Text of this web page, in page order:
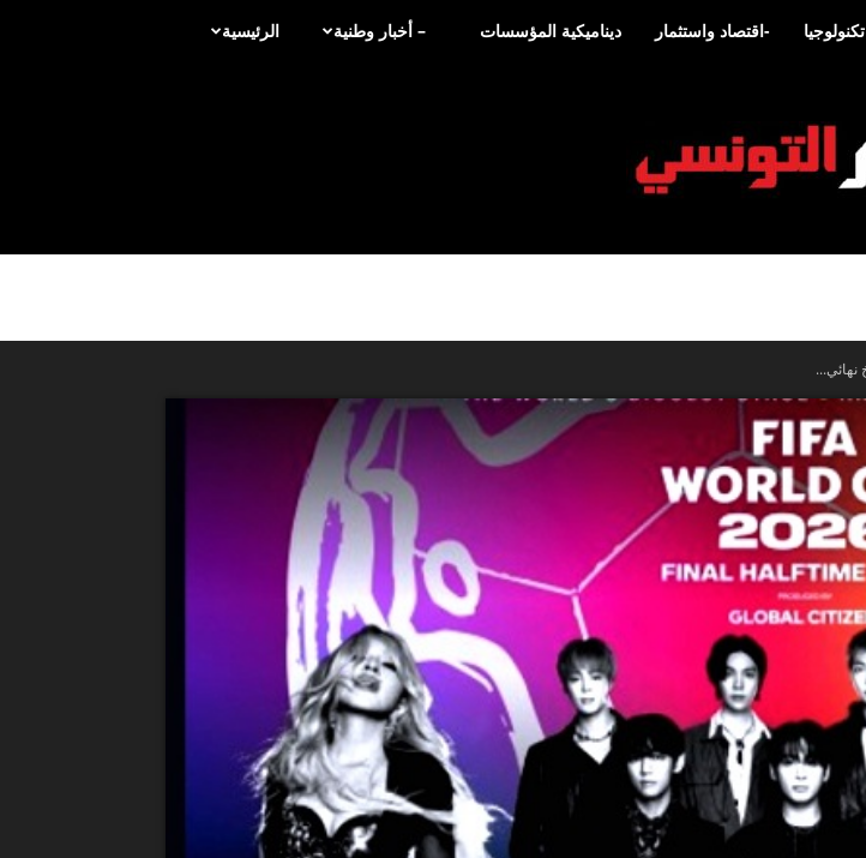
الرئيسية – أخبار وطنية ديناميكية المؤسسات -اقتصاد واستثمار تكنولوجيا
التونسي